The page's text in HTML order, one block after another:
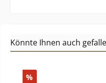
Könnte Ihnen auch
Produktgalerie
%